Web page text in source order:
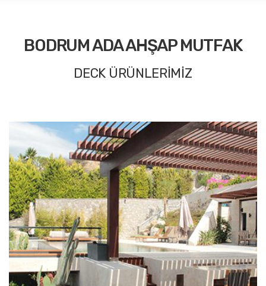
BODRUM ADA AHŞAP MUTFAK
DECK ÜRÜNLERİMİZ